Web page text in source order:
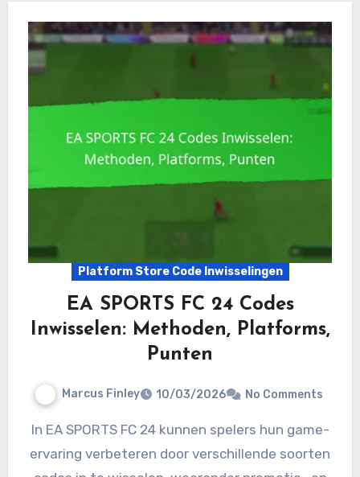
Platform Store Code Inwisselingen
EA SPORTS FC 24 Codes
Inwisselen: Methoden, Platforms,
Punten
Marcus Finley 10/03/2026 No Comments
In EA SPORTS FC 24 kunnen spelers hun game-
ervaring verbeteren door verschillende soorten